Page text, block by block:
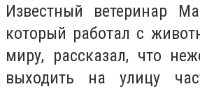
Известный ветеринар
который работал с
миру, рассказал, что
выходить на улицу